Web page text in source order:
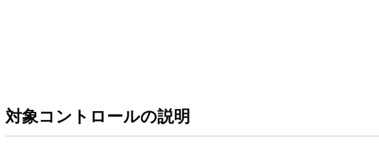
対象コントロールの説明